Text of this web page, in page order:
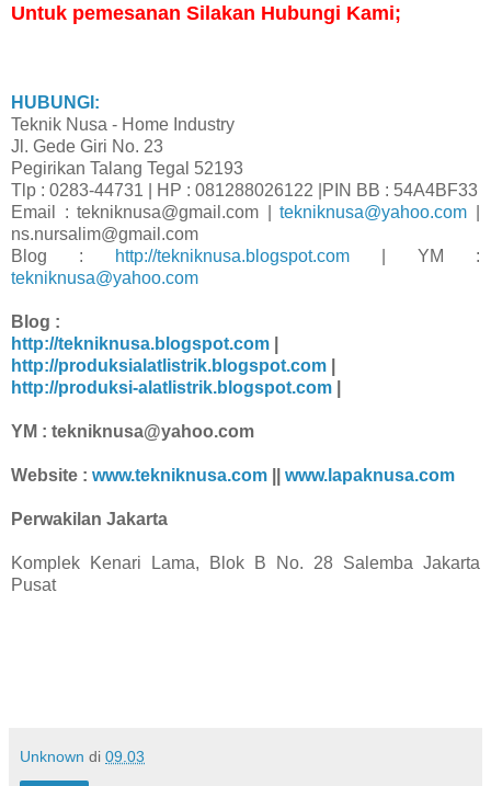
Untuk pemesanan Silakan Hubungi Kami;
HUBUNGI:
Teknik Nusa - Home Industry
Jl. Gede Giri No. 23
Pegirikan Talang Tegal 52193
Tlp : 0283-44731 | HP : 081288026122 |PIN BB : 54A4BF33
Email : tekniknusa@gmail.com |tekniknusa@yahoo.com
ns.nursalim@gmail.com
Blog :
http://tekniknusa.blogspot.com | YM :
tekniknusa@yahoo.com
Blog :
http://tekniknusa.blogspot.com
http://produksialatlistrik.blogspot.com
http://produksi-alatlistrik.blogspot.com
YM : tekniknusa@yahoo.com
Website : www.tekniknusa.com www.lapaknusa.com
Perwakilan Jakarta
Komplek Kenari Lama, Blok B No. 28 Salemba Jakarta
Pusat
Unknown di 09.03